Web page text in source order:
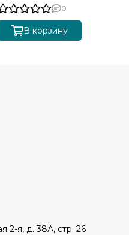
0
В корзину
2-я, д. 38А, стр. 26